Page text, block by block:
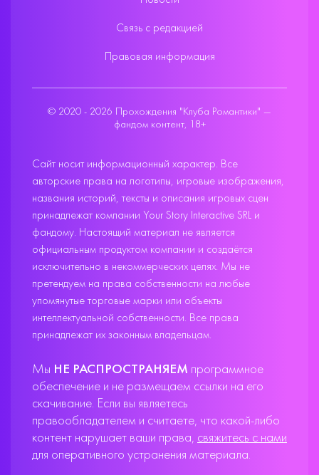
Связь с редакцией
Правовая информация
© 2020 - 2026 Прохождения "Клуба Романтики" —
фандом контент, 18+
Сайт носит информационный характер. Все
авторские права на логотипы, игровые изображения,
названия историй, тексты и описания игровых сцен
принадлежат компании Your Story Interactive SRL и
фандому. Настоящий материал не является
официальным продуктом компании и создаётся
исключительно в некоммерческих целях. Мы не
претендуем на права собственности на любые
упомянутые торговые марки или объекты
интеллектуальной собственности. Все права
принадлежат их законным владельцам.
Мы НЕ РАСПРОСТРАНЯЕМ программное
обеспечение и не размещаем ссылки на его
скачивание. Если вы являетесь
правообладателем и считаете, что какой-либо
контент нарушает ваши права, свяжитесь с нами
для оперативного устранения материала.